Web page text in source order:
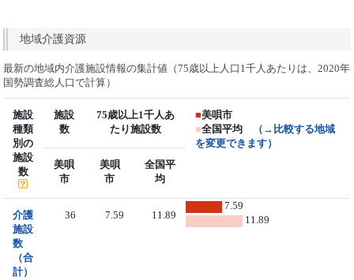
地域介護資源
最新の地域内介護施設情報の集計値（75歳以上人口1千人あたりは、2020年
国勢調査総人口で計算）
施設
種類
別の
施設
数
施設
数
75歳以上1千人あ
たり施設数
■美唄市
■全国平均
（→比較する地域
を変更できます）
美唄
市
美唄
市
全国平
均
介護
施設
数
（合
計）
36 7.59 11.89
7.59
11.89